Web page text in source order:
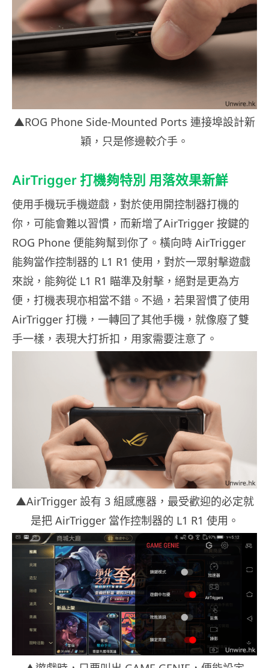
▲ROG Phone Side-Mounted Ports 連接埠設計新
穎，只是修邊較介手。
AirTrigger 打機夠特別 用落效果新鮮
使用手機玩手機遊戲，對於使用開控制器打機的
你，可能會難以習慣，而新增了AirTrigger 按鍵的
ROG Phone 便能夠幫到你了。橫向時 AirTrigger
能夠當作控制器的 L1 R1 使用，對於一眾射擊遊戲
來說，能夠從 L1 R1 瞄準及射擊，絕對是更為方
便，打機表現亦相當不錯。不過，若果習慣了使用
AirTrigger 打機，一轉回了其他手機，就像廢了雙
手一樣，表現大打折扣，用家需要注意了。
▲AirTrigger 設有 3 組感應器，最受歡迎的必定就
是把 AirTrigger 當作控制器的 L1 R1 使用。